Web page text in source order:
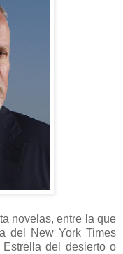
novelas, entre la que
del New York Times
del desierto o